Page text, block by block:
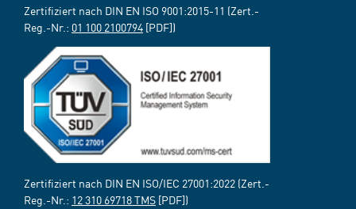
Zertifiziert nach DIN EN ISO 9001:2015-11 (Zert.-
Reg.-Nr.: 01 100 2100794 [PDF])
Zertifiziert nach DIN EN ISO/IEC 27001:2022 (Zert.-
Reg.-Nr.: 12 310 69718 TMS [PDF])